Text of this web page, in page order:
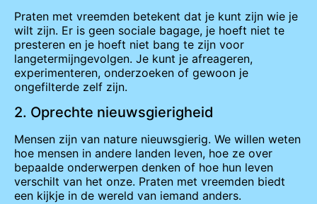
Praten met vreemden betekent dat je kunt zijn wie je
wilt zijn. Er is geen sociale bagage, je hoeft niet te
presteren en je hoeft niet bang te zijn voor
langetermijngevolgen. Je kunt je afreageren,
experimenteren, onderzoeken of gewoon je
ongefilterde zelf zijn.
2. Oprechte nieuwsgierigheid
Mensen zijn van nature nieuwsgierig. We willen weten
hoe mensen in andere landen leven, hoe ze over
bepaalde onderwerpen denken of hoe hun leven
verschilt van het onze. Praten met vreemden biedt
een kijkje in de wereld van iemand anders.